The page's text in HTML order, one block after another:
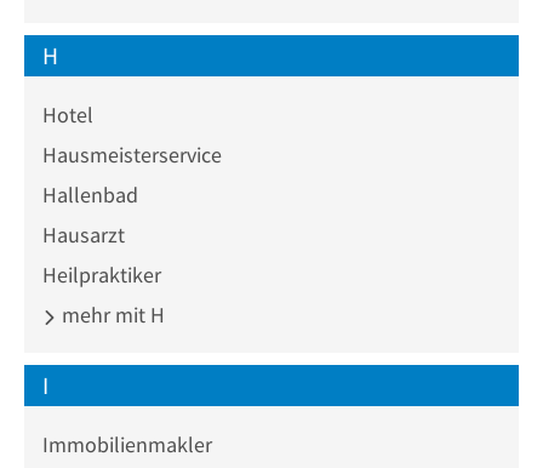
H
Hotel
Hausmeisterservice
Hallenbad
Hausarzt
Heilpraktiker
mehr mit H
I
Immobilienmakler